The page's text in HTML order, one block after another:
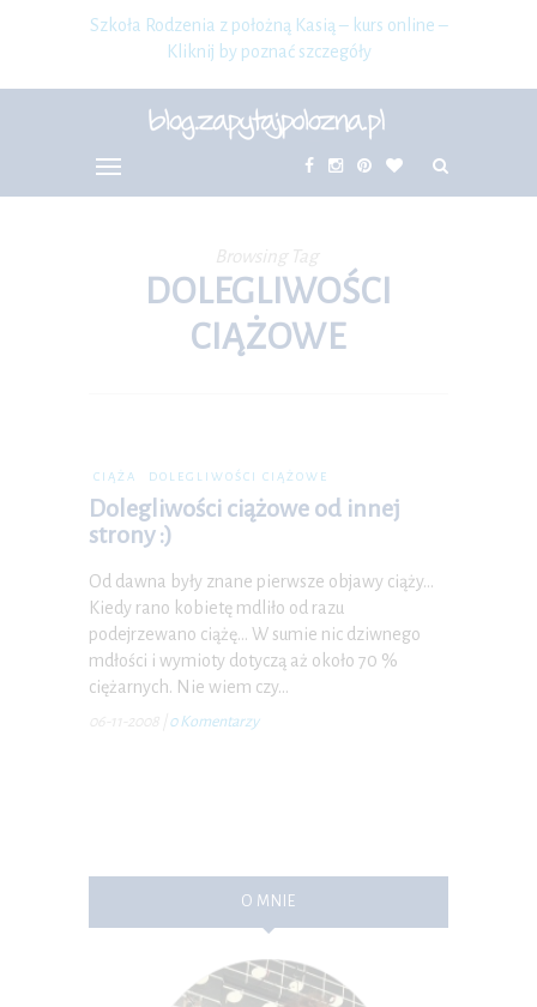
Szkoła Rodzenia z położną Kasią – kurs online –
Kliknij by poznać szczegóły
Browsing Tag
DOLEGLIWOŚCI
CIĄŻOWE
CIĄŻA DOLEGLIWOŚCI CIĄŻOWE
Dolegliwości ciążowe od innej
strony :)
Od dawna były znane pierwsze objawy ciąży…
Kiedy rano kobietę mdliło od razu
podejrzewano ciążę… W sumie nic dziwnego
mdłości i wymioty dotyczą aż około 70 %
ciężarnych. Nie wiem czy…
06-11-2008 0 Komentarzy
O MNIE